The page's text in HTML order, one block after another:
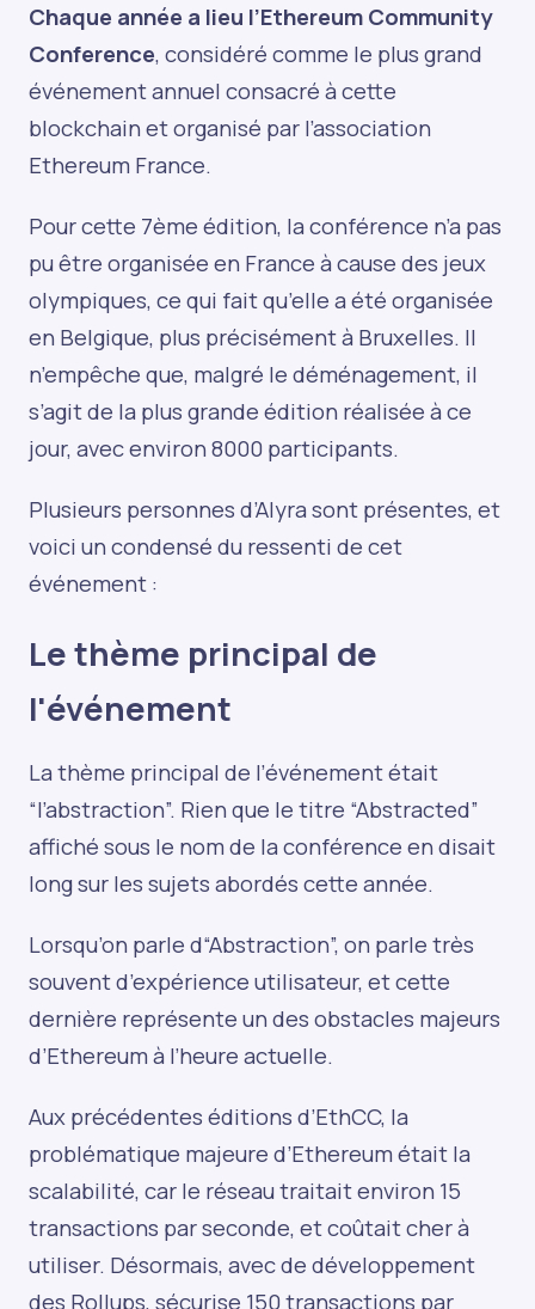
Chaque année a lieu l’Ethereum Community
Conference, considéré comme le plus grand
événement annuel consacré à cette
blockchain et organisé par l’association
Ethereum France.
Pour cette 7ème édition, la conférence n’a pas
pu être organisée en France à cause des jeux
olympiques, ce qui fait qu’elle a été organisée
en Belgique, plus précisément à Bruxelles. Il
n’empêche que, malgré le déménagement, il
s’agit de la plus grande édition réalisée à ce
jour, avec environ 8000 participants.
Plusieurs personnes d’Alyra sont présentes, et
voici un condensé du ressenti de cet
événement :
Le thème principal de
l'événement
La thème principal de l’événement était
“l’abstraction”. Rien que le titre “Abstracted”
affiché sous le nom de la conférence en disait
long sur les sujets abordés cette année.
Lorsqu’on parle d“Abstraction”, on parle très
souvent d’expérience utilisateur, et cette
dernière représente un des obstacles majeurs
d’Ethereum à l’heure actuelle.
Aux précédentes éditions d’EthCC, la
problématique majeure d’Ethereum était la
scalabilité, car le réseau traitait environ 15
transactions par seconde, et coûtait cher à
utiliser. Désormais, avec de développement
des Rollups, sécurise 150 transactions par